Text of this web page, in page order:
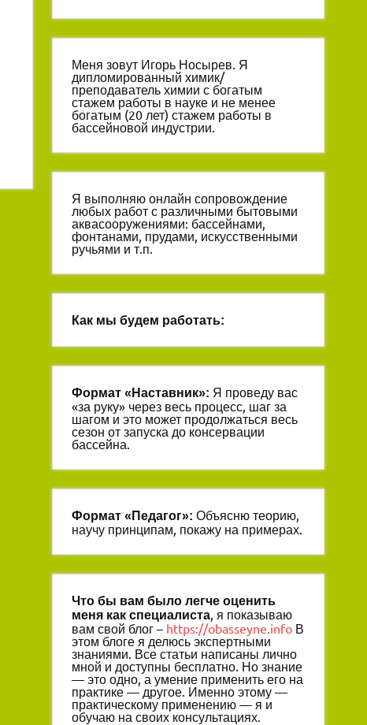
Меня зовут Игорь Носырев. Я
дипломированный химик/
преподаватель химии с богатым
стажем работы в науке и не менее
богатым (20 лет) стажем работы в
бассейновой индустрии.
Я выполняю онлайн сопровождение
любых работ с различными бытовыми
аквасооружениями: бассейнами,
фонтанами, прудами, искусственными
ручьями и т.п.
Как мы будем работать:
Формат « Наставник»: Я проведу вас
«за руку» через весь процесс, шаг за
шагом и это может продолжаться весь
сезон от запуска до консервации
бассейна.
Формат « Педагог»: Объясню теорию,
научу принципам, покажу на примерах.
Что бы вам было легче оценить
меня как специалиста , я показываю
вам свой блог – https://obasseyne.info В
этом блоге я делюсь экспертными
знаниями. Все статьи написаны лично
мной и доступны бесплатно. Но знание
— это одно, а умение применить его на
практике — другое. Именно этому —
практическому применению — я и
обучаю на своих консультациях.